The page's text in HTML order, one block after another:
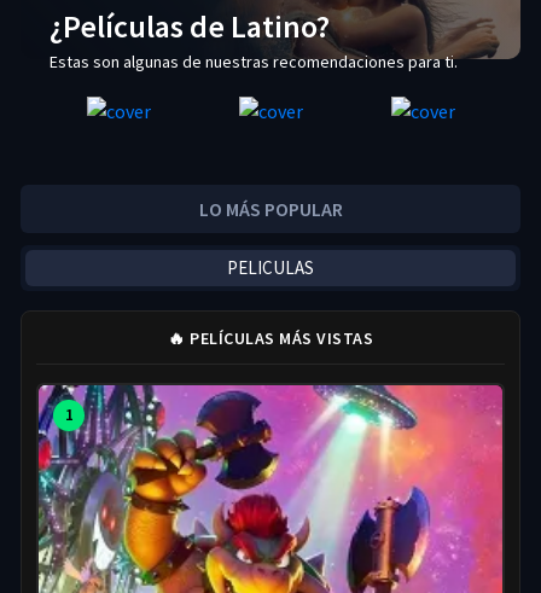
¿Películas de Latino?
Estas son algunas de nuestras recomendaciones para ti.
LO MÁS POPULAR
PELICULAS
🔥 PELÍCULAS MÁS VISTAS
1